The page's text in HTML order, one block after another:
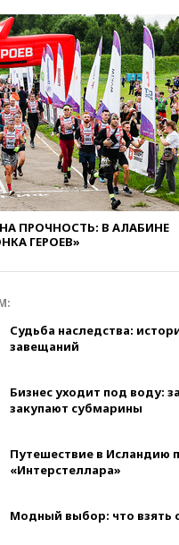
ПРОЧНОСТЬ: В АЛАБИНЕ
ГЕРОЕВ»
Судьба наследства:
завещаний
Бизнес уходит под воду:
закупают субмарины
Путешествие в Исландию
«Интерстеллара»
Модный выбор: что взять